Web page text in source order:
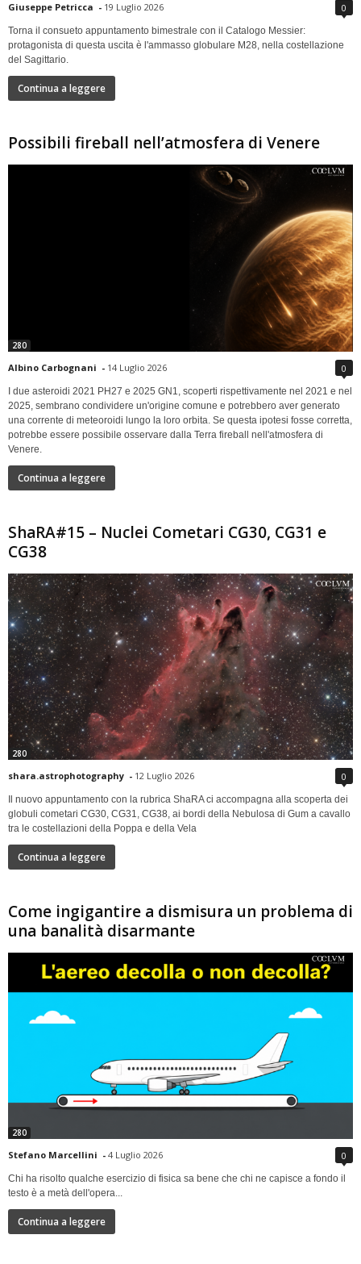
Giuseppe Petricca - 19 Luglio 2026 0
Torna il consueto appuntamento bimestrale con il Catalogo Messier:
protagonista di questa uscita è l'ammasso globulare M28, nella costellazione
del Sagittario.
Continua a leggere
Possibili fireball nell’atmosfera di Venere
280
Albino Carbognani - 14 Luglio 2026 0
I due asteroidi 2021 PH27 e 2025 GN1, scoperti rispettivamente nel 2021 e nel
2025, sembrano condividere un'origine comune e potrebbero aver generato
una corrente di meteoroidi lungo la loro orbita. Se questa ipotesi fosse corretta,
potrebbe essere possibile osservare dalla Terra fireball nell'atmosfera di
Venere.
Continua a leggere
ShaRA#15 – Nuclei Cometari CG30, CG31 e
CG38
280
shara.astrophotography - 12 Luglio 2026 0
Il nuovo appuntamento con la rubrica ShaRA ci accompagna alla scoperta dei
globuli cometari CG30, CG31, CG38, ai bordi della Nebulosa di Gum a cavallo
tra le costellazioni della Poppa e della Vela
Continua a leggere
Come ingigantire a dismisura un problema di
una banalità disarmante
280
Stefano Marcellini - 4 Luglio 2026 0
Chi ha risolto qualche esercizio di fisica sa bene che chi ne capisce a fondo il
testo è a metà dell'opera...
Continua a leggere